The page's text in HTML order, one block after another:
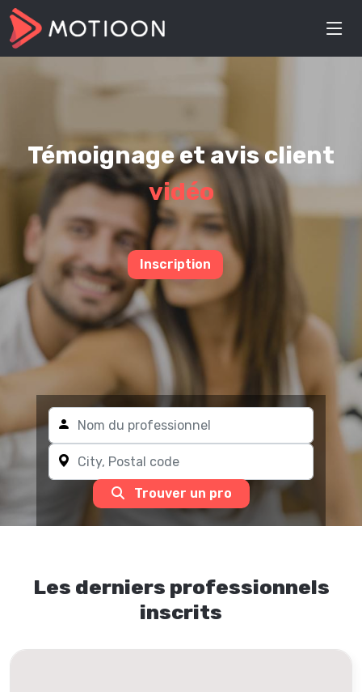
Témoignage et avis client
vidéo
Inscription
Trouver un pro
Les derniers professionnels
inscrits